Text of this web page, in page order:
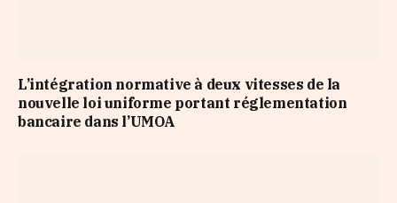
L’intégration normative à deux vitesses de la
nouvelle loi uniforme portant réglementation
bancaire dans l’UMOA